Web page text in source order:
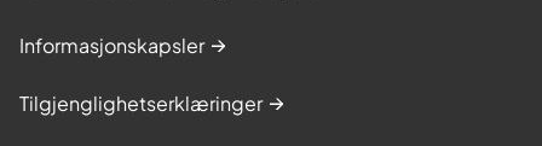
Informasjonskapsler
Tilgjenglighetserklæringer